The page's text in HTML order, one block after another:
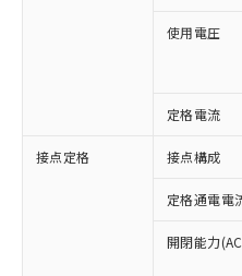
使用電圧
定格電流
接点定格 接点構成
定格通電電
開閉能力
ご利用条件
以下の条件をお読
対応済み：EU
非含有に対応した製
対応予定：EU RoHS
有に対応した製品に
対応予定なし：EU
非含有に非対応の